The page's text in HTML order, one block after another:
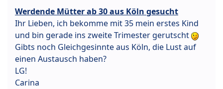
Werdende Mütter ab 30 aus Köln gesucht
Ihr Lieben, ich bekomme mit 35 mein erstes Kind
und bin gerade ins zweite Trimester gerutscht
Gibts noch Gleichgesinnte aus Köln, die Lust auf
einen Austausch haben?
LG!
Carina